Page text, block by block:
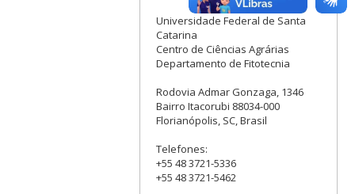
Universidade Federal de Santa
Catarina
Centro de Ciências Agrárias
Departamento de Fitotecnia
Rodovia Admar Gonzaga, 1346
Bairro Itacorubi 88034-000
Florianópolis, SC, Brasil
Telefones:
+55 48 3721-5336
+55 48 3721-5462